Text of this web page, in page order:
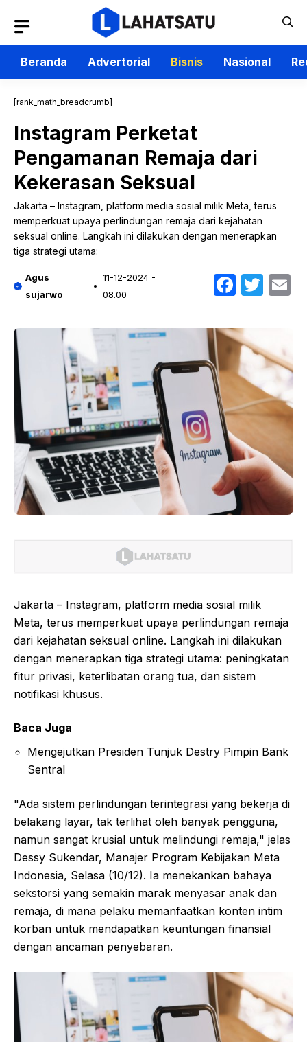
isi
Beranda
Advertorial Bisnis Nasional
[rank_math_breadcrumb]
Instagram Perketat
Pengamanan Remaja dari
Kekerasan Seksual
Jakarta – Instagram, platform media sosial milik Meta, terus
memperkuat upaya perlindungan remaja dari kejahatan
seksual online. Langkah ini dilakukan dengan menerapkan
tiga strategi utama:
Agus
sujarwo
11-12-2024 -
08.00
Jakarta – Instagram, platform media sosial milik
Meta, terus memperkuat upaya perlindungan remaja
dari kejahatan seksual online. Langkah ini dilakukan
dengan menerapkan tiga strategi utama: peningkatan
fitur privasi, keterlibatan orang tua, dan sistem
notifikasi khusus.
Baca Juga
Mengejutkan Presiden Tunjuk Destry Pimpin Bank
Sentral
"Ada sistem perlindungan terintegrasi yang bekerja di
belakang layar, tak terlihat oleh banyak pengguna,
namun sangat krusial untuk melindungi remaja," jelas
Dessy Sukendar, Manajer Program Kebijakan Meta
Indonesia, Selasa (10/12). Ia menekankan bahaya
sekstorsi yang semakin marak menyasar anak dan
remaja, di mana pelaku memanfaatkan konten intim
korban untuk mendapatkan keuntungan finansial
dengan ancaman penyebaran.